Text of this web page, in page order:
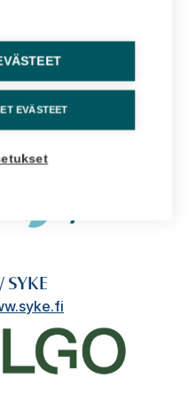
fi-fi
SYKE
EVÄSTEET